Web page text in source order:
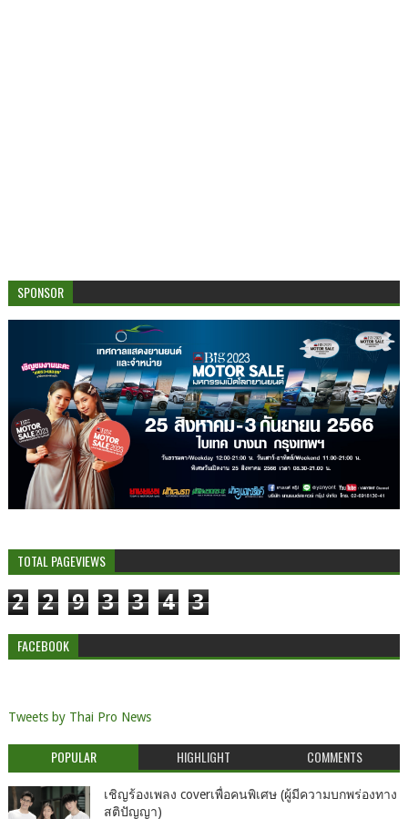
SPONSOR
TOTAL PAGEVIEWS
2 2 9 3 3 4 3
FACEBOOK
Tweets by Thai Pro News
POPULAR HIGHLIGHT COMMENTS
เชิญร้องเพลง coverเพื่อคนพิเศษ (ผู้มีความบกพร่องทาง
สติปัญญา)